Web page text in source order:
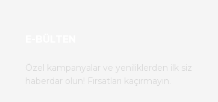
%50
Anahtar) - 6027
Özel kampanyalar ve yeniliklerden ilk siz
haberdar olun! Fırsatları kaçırmayın.